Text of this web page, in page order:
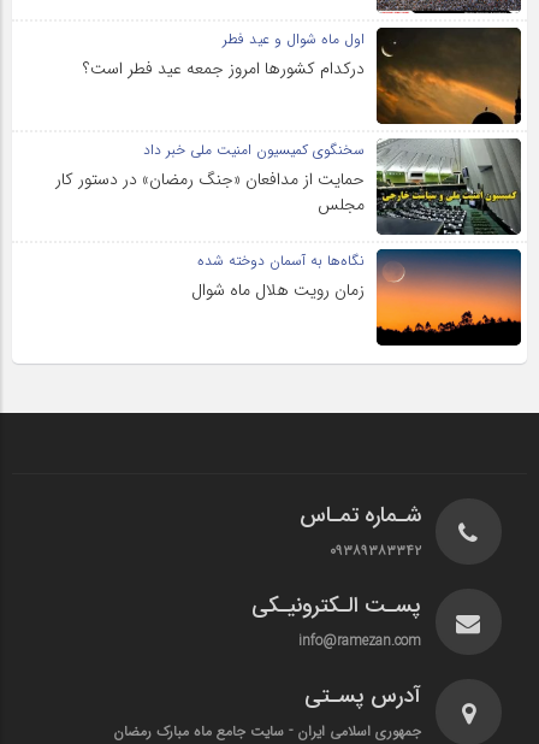
اول ماه شوال و عید فطر
درکدام کشورها امروز جمعه عید فطر است؟
سخنگوی کمیسیون امنیت ملی خبر داد
حمایت از مدافعان «جنگ رمضان» در دستور کار
مجلس
نگاه‌ها به آسمان دوخته شده
زمان رویت هلال ماه شوال
شـماره تمـاس
۰۹۳۸۹۳۸۳۳۴۲
پسـت الـکترونیـکی
info@ramezan.com
آدرس پسـتی
جمهوری اسلامی ایران - سایت جامع ماه مبارک رمضان